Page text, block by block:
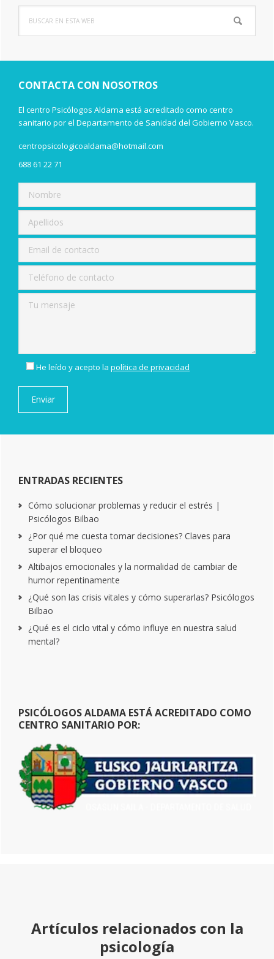
Barra
lateral
principal
esta
CONTACTA CON NOSOTROS
El centro Psicólogos Aldama está acreditado como centro
sanitario por el Departamento de Sanidad del Gobierno Vasco.
centropsicologicoaldama@hotmail.com
688 61 22 71
He leído y acepto lapolítica de privacidad
ENTRADAS RECIENTES
Cómo solucionar problemas y reducir el estrés |
Psicólogos Bilbao
¿Por qué me cuesta tomar decisiones? Claves para
superar el bloqueo
Altibajos emocionales y la normalidad de cambiar de
humor repentinamente
¿Qué son las crisis vitales y cómo superarlas? Psicólogos
Bilbao
¿Qué es el ciclo vital y cómo influye en nuestra salud
mental?
PSICÓLOGOS ALDAMA ESTÁ ACREDITADO COMO
CENTRO SANITARIO POR:
Artículos relacionados con la
psicología